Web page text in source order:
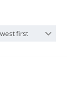
first